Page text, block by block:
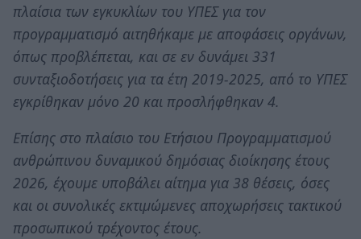
πλαίσια των εγκυκλίων του ΥΠΕΣ για τον
προγραμματισμό αιτηθήκαμε με αποφάσεις οργάνων,
όπως προβλέπεται, και σε εν δυνάμει 331
συνταξιοδοτήσεις για τα έτη 2019-2025, από το ΥΠΕΣ
εγκρίθηκαν μόνο 20 και προσλήφθηκαν 4.
Επίσης στο πλαίσιο του Ετήσιου Προγραμματισμού
ανθρώπινου δυναμικού δημόσιας διοίκησης έτους
2026, έχουμε υποβάλει αίτημα για 38 θέσεις, όσες
και οι συνολικές εκτιμώμενες αποχωρήσεις τακτικού
προσωπικού τρέχοντος έτους.